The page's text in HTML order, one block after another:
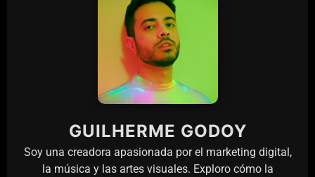
GUILHERME GODOY
Soy una creadora apasionada por el marketing digital,
la música y las artes visuales. Exploro cómo la